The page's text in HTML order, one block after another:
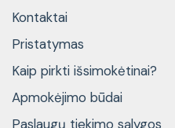
Kontaktai
Pristatymas
Kaip pirkti išsimokėtinai?
Apmokėjimo būdai
Paslaugų tiekimo sąlygos